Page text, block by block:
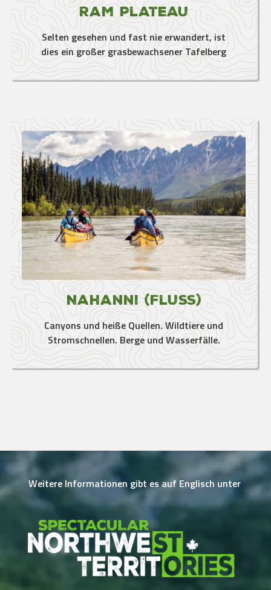
Ram Plateau
Selten gesehen und fast nie erwandert, ist
dies ein großer grasbewachsener Tafelberg
Nahanni (Fluss)
Canyons und heiße Quellen. Wildtiere und
Stromschnellen. Berge und Wasserfälle.
Weitere Informationen gibt es auf Englisch unter